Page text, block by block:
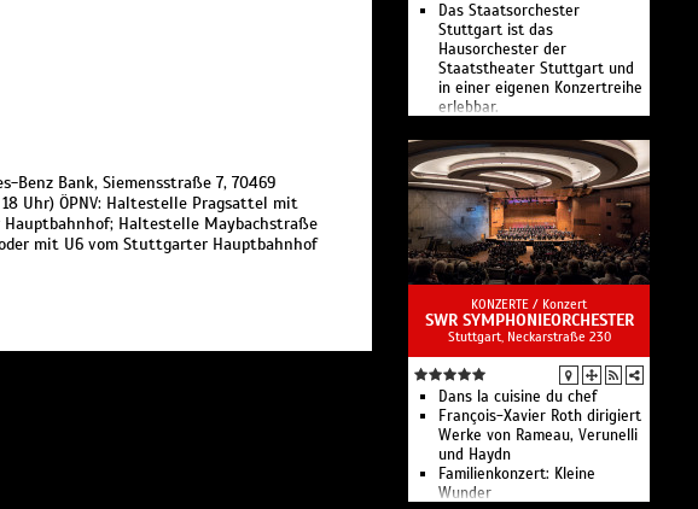
Benz Bank, Siemensstraße 7, 70469
Uhr) ÖPNV: Haltestelle Pragsattel mit
Hauptbahnhof; Haltestelle Maybachstraße
mit U6 vom Stuttgarter Hauptbahnhof
Das Staatsorchester
Stuttgart ist das
Hausorchester der
Staatstheater Stuttgart und
in einer eigenen Konzertreihe
erlebbar.
KONZERTE / Konzert
SWR SYMPHONIEORCHESTER
Stuttgart, Neckarstraße 230
Dans la cuisine du chef
François-Xavier Roth dirigiert
Werke von Rameau, Verunelli
und Haydn
Familienkonzert: Kleine
Wunder